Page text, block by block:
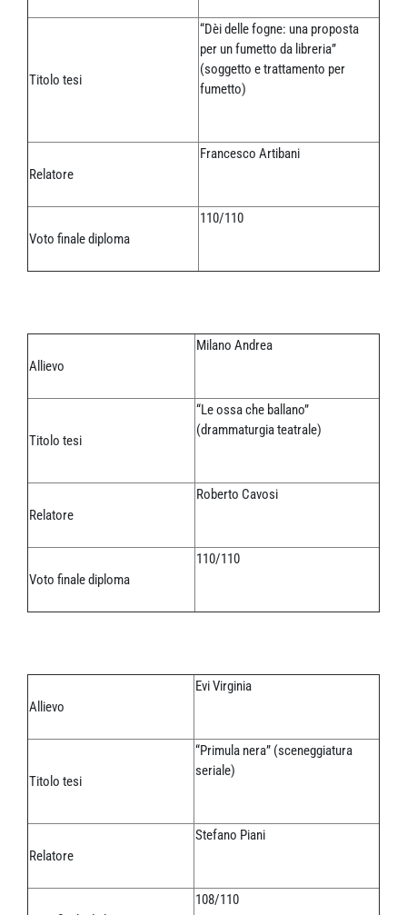
Titolo tesi
“Dèi delle fogne: una proposta
per un fumetto da libreria”
(soggetto e trattamento per
fumetto)
Relatore
Francesco Artibani
Voto finale diploma
110/110
Allievo
Milano Andrea
Titolo tesi
“Le ossa che ballano”
(drammaturgia teatrale)
Relatore
Roberto Cavosi
Voto finale diploma
110/110
Allievo
Evi Virginia
Titolo tesi
“Primula nera” (sceneggiatura
seriale)
Relatore
Stefano Piani
108/110